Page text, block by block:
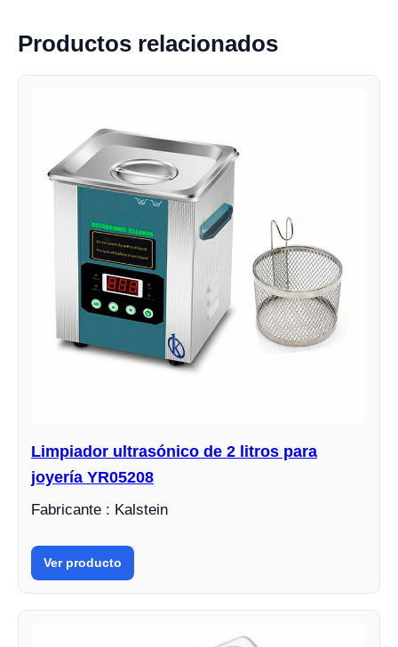
Productos relacionados
Limpiador ultrasónico de 2 litros para
joyería YR05208
Fabricante : Kalstein
Ver producto